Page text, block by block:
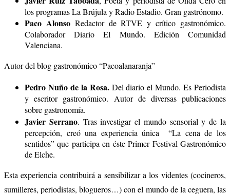
los programas La Brújula y Radio Estadio. Gran gastrónomo.
Paco Alonso Redactor de RTVE y crítico gastronómico.
Colaborador Diario El Mundo. Edición Comunidad
Valenciana.
Autor del blog gastronómico “Pacoalanaranja”
Pedro Nuño de la Rosa. Del diario el Mundo. Es Periodista
y escritor gastronómico. Autor de diversas publicaciones
sobre gastronomía.
Javier Serrano. Tras investigar el mundo sensorial y de la
percepción, creó una experiencia única “La cena de los
sentidos” que participa en éste Primer Festival Gastronómico
de Elche.
Esta experiencia contribuirá a sensibilizar a los videntes (cocineros,
sumilleres, periodistas, blogueros…) con el mundo de la ceguera, las